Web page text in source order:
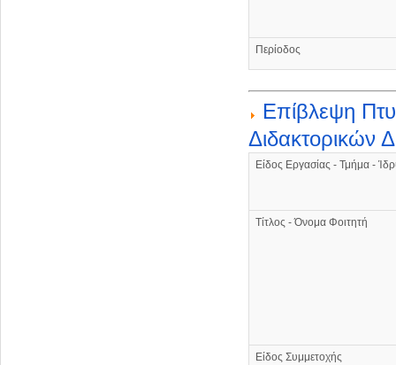
Περίοδος
Επίβλεψη
Διδακτορικών
Είδος Εργασίας - Τμήμα -
Τίτλος - Όνομα Φοιτητή
Είδος Συμμετοχής